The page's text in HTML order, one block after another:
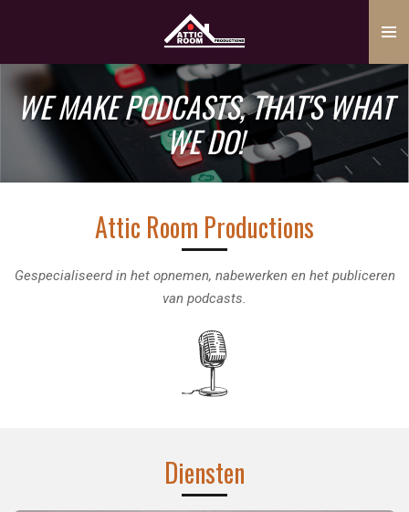
naar
hoofdinhoud
WE MAKE PODCASTS, THAT'S WHAT
WE DO!
Attic Room Productions
Gespecialiseerd in het opnemen, nabewerken en het publiceren
van podcasts.
Diensten